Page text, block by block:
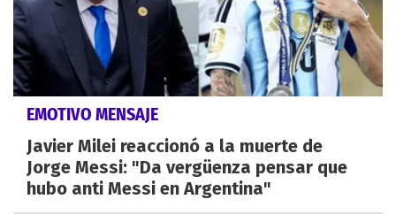
EMOTIVO MENSAJE
Javier Milei reaccionó a la muerte de
Jorge Messi: "Da vergüenza pensar que
hubo anti Messi en Argentina"